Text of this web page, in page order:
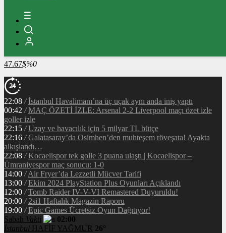
RİPPLE
49.26
%-0.2
TETHER
47.67$%0
22:08 / İstanbul Havalimanı’na üç uçak aynı anda iniş yaptı
00:42 / MAÇ ÖZETİ İZLE: Arsenal 2-2 Liverpool maçı özet izle
goller izle
22:15 / Uzay ve havacılık için 5 milyar TL bütçe
22:16 / Galatasaray’da Osimhen’den muhteşem röveşata! Ayakta
alkışlandı…
22:08 / Kocaelispor tek golle 3 puana ulaştı | Kocaelispor –
Ümraniyespor maç sonucu: 1-0
14:00 / Air Fryer’da Lezzetli Mücver Tarifi
13:00 / Ekim 2024 PlayStation Plus Oyunları Açıklandı
12:00 / Tomb Raider IV-V-VI Remastered Duyuruldu!
20:00 / 2si1 Haftalık Magazin Raporu
19:00 / Epic Games Ücretsiz Oyun Dağıtıyor!
Sabah Vakti
02:00
İstanbul HAFİF YAĞMUR 26°